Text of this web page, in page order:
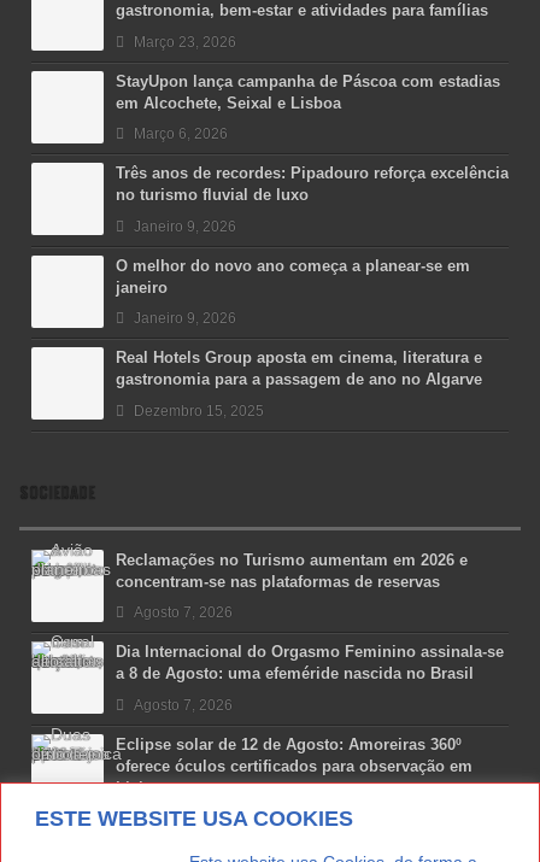
ESTE WEBSITE USA COOKIES
gastronomia, bem-estar e atividades para famílias
Março 23, 2026
StayUpon lança campanha de Páscoa com estadias
em Alcochete, Seixal e Lisboa
Março 6, 2026
Três anos de recordes: Pipadouro reforça excelência
no turismo fluvial de luxo
Janeiro 9, 2026
O melhor do novo ano começa a planear-se em
janeiro
Janeiro 9, 2026
Real Hotels Group aposta em cinema, literatura e
gastronomia para a passagem de ano no Algarve
Dezembro 15, 2025
SOCIEDADE
Reclamações no Turismo aumentam em 2026 e
concentram-se nas plataformas de reservas
Agosto 7, 2026
Dia Internacional do Orgasmo Feminino assinala-se
a 8 de Agosto: uma efeméride nascida no Brasil
Agosto 7, 2026
Eclipse solar de 12 de Agosto: Amoreiras 360º
oferece óculos certificados para observação em
Lisboa
Agosto 7, 2026
Lua Afonso vence prémio internacional de liderança